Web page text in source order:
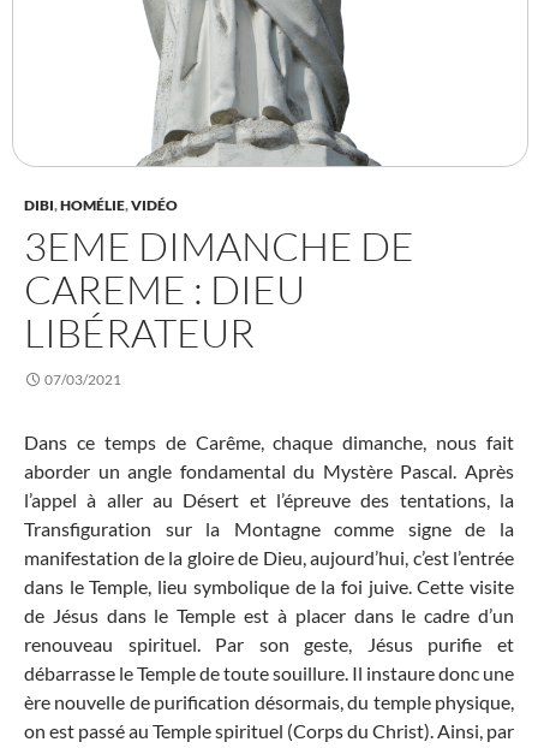
DIBI,HOMÉLIE,VIDÉO
3EME DIMANCHE DE
CAREME : DIEU
LIBÉRATEUR
07/03/2021
Dans ce temps de Carême, chaque dimanche, nous fait
aborder un angle fondamental du Mystère Pascal. Après
l’appel à aller au Désert et l’épreuve des tentations, la
Transfiguration sur la Montagne comme signe de la
manifestation de la gloire de Dieu, aujourd’hui, c’est l’entrée
dans le Temple, lieu symbolique de la foi juive. Cette visite
de Jésus dans le Temple est à placer dans le cadre d’un
renouveau spirituel. Par son geste, Jésus purifie et
débarrasse le Temple de toute souillure. Il instaure donc une
ère nouvelle de purification désormais, du temple physique,
on est passé au Temple spirituel (Corps du Christ). Ainsi, par